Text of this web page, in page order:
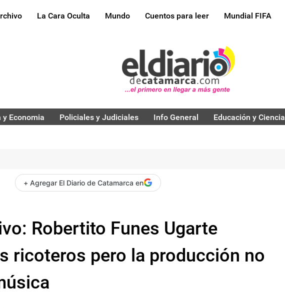
La Cara Oculta Mundo Cuentos para leer Mundial FIFA
y Economia Policiales y Judiciales Info General Educación y Ciencia
+ Agregar El Diario de Catamarca en
Robertito Funes Ugarte
ricoteros pero la producción no